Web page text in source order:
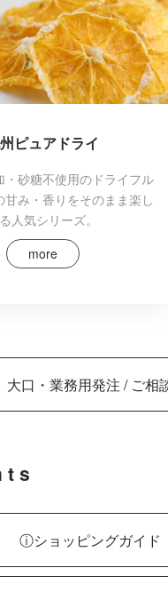
ピュアドライ
・砂糖不使用のドライフル
甘み・香りをそのまま楽し
人気シリーズ。
more
大口・業務用発注 / ご相
ⓘショッピングガイド